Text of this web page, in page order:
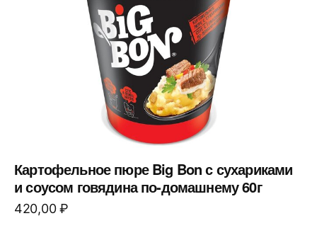
Картофельное пюре Big Bon с сухариками
и соусом говядина по-домашнему 60г
420,00₽